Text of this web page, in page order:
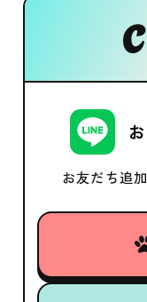
お友だち追